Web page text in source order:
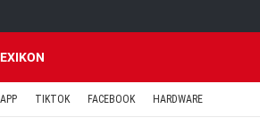
TIKTOK FACEBOOK HARDWARE